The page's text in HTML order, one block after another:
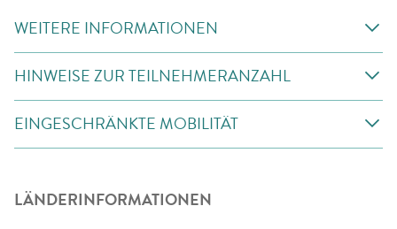
WEITERE INFORMATIONEN
HINWEISE ZUR TEILNEHMERANZAHL
EINGESCHRÄNKTE MOBILITÄT
LÄNDERINFORMATIONEN